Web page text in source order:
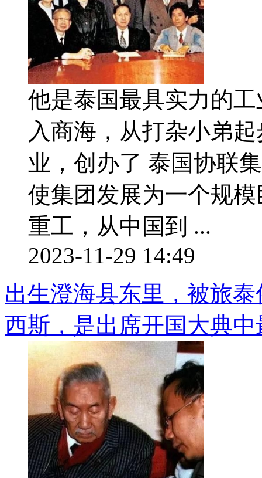
他是泰国最具实力的
入商海，从打杂小弟
业，创办了 泰国协联
使集团发展为一个规
重工，从中国到 ...
2023-11-29 14:49
出生澄海县东里，被旅
西斯，是出席开国大典